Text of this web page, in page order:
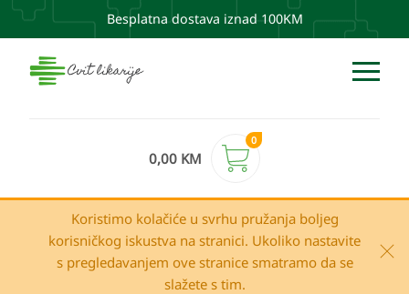
Besplatna dostava iznad 100KM
0,00 KM
0
Koristimo kolačiće u svrhu pružanja boljeg
korisničkog iskustva na stranici. Ukoliko nastavite
s pregledavanjem ove stranice smatramo da se
slažete s tim.